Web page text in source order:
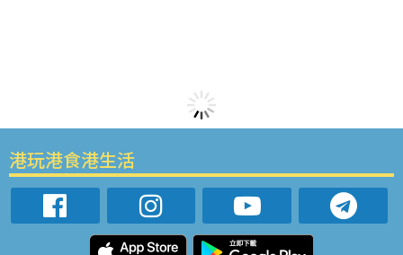
港玩港食港生活